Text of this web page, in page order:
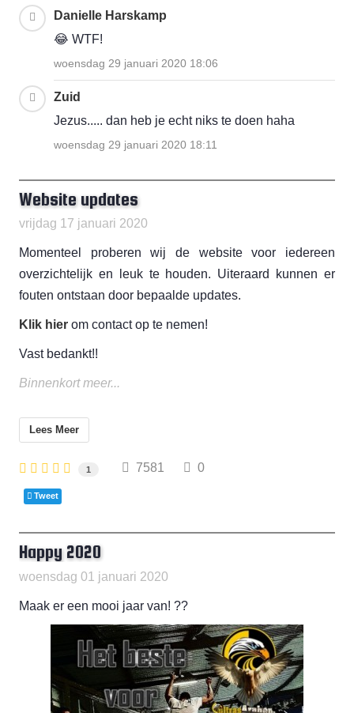
Danielle Harskamp
😂 WTF!
woensdag 29 januari 2020 18:06
Zuid
Jezus..... dan heb je echt niks te doen haha
woensdag 29 januari 2020 18:11
Website updates
vrijdag 17 januari 2020
Momenteel proberen wij de website voor iedereen
overzichtelijk en leuk te houden. Uiteraard kunnen er
fouten ontstaan door bepaalde updates.
Klik hier om contact op te nemen!
Vast bedankt!!
Binnenkort meer...
Lees Meer
1 7581 0
Tweet
Happy 2020
woensdag 01 januari 2020
Maak er een mooi jaar van!??